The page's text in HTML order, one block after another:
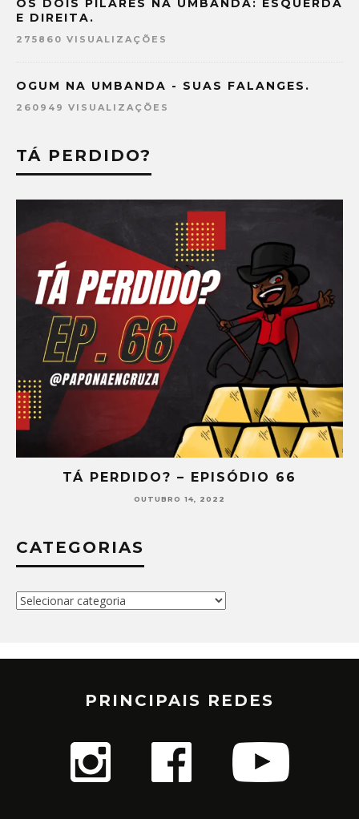
E DIREITA.
275860 VISUALIZAÇÕES
OGUM NA UMBANDA - SUAS FALANGES.
260949 VISUALIZAÇÕES
TÁ PERDIDO?
TÁ PERDIDO? – EPISÓDIO 66
OUTUBRO 14, 2022
CATEGORIAS
Categorias
PRINCIPAIS REDES